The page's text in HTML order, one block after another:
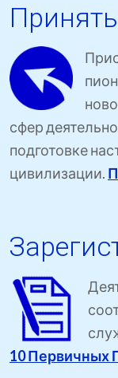
сфер
подготовке
цивилизации.
10 Первичных